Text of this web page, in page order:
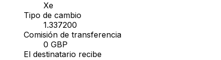
Xe
Tipo de cambio
1.337200
Comisión de transferencia
0 GBP
El destinatario recibe